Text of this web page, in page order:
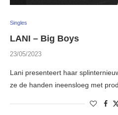
Singles
LANI – Big Boys
23/05/2023
Lani presenteert haar
ze de handen ineensloeg met